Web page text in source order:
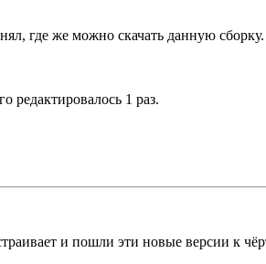
где же можно скачать данную
редактировалось 1 раз.
и пошли эти новые версии к